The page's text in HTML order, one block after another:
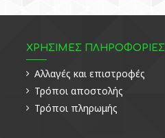
ΧΡΗΣΙΜΕΣ ΠΛΗΡΟΦΟΡΙΕΣ
Αλλαγές και επιστροφές
Τρόποι αποστολής
Τρόποι πληρωμής